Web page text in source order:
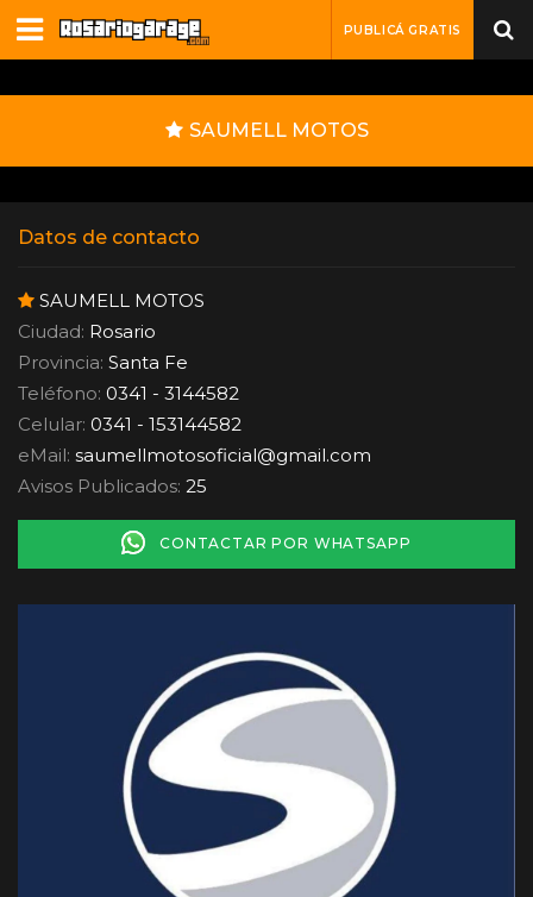
PUBLICÁ GRATIS
SAUMELL MOTOS
Datos de contacto
SAUMELL MOTOS
Ciudad: Rosario
Provincia: Santa Fe
Teléfono: 0341 - 3144582
Celular: 0341 - 153144582
eMail: saumellmotosoficial@gmail.com
Avisos Publicados: 25
CONTACTAR POR WHATSAPP